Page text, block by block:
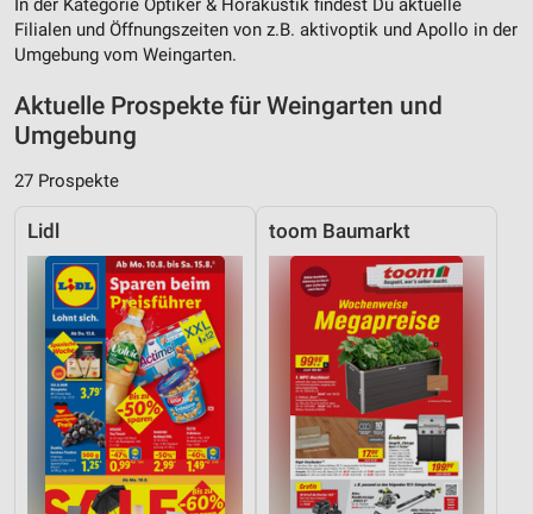
In der Kategorie Optiker & Hörakustik findest Du aktuelle
Filialen und Öffnungszeiten von z.B. aktivoptik und Apollo in der
Umgebung vom Weingarten.
Aktuelle Prospekte für Weingarten und
Umgebung
27 Prospekte
Lidl toom Baumarkt